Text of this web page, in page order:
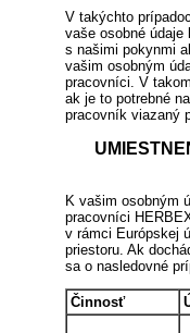
V takýchto
vaše osobné údaje
s našimi pokynmi
vašim osobným
pracovníci. V
ak je to potrebné
pracovník viazaný
K vašim osobným
pracovníci
v rámci Európskej
priestoru. Ak
sa o nasledovné
Činnosť